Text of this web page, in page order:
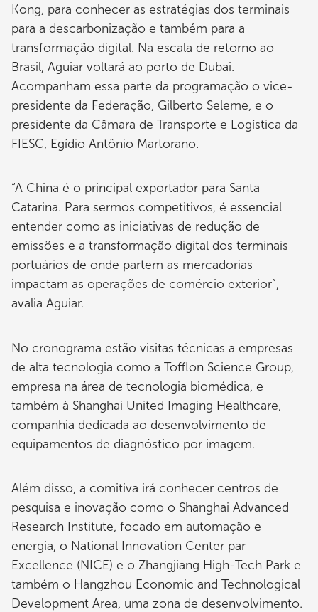
Kong, para conhecer as estratégias dos terminais
para a descarbonização e também para a
transformação digital. Na escala de retorno ao
Brasil, Aguiar voltará ao porto de Dubai.
Acompanham essa parte da programação o vice-
presidente da Federação, Gilberto Seleme, e o
presidente da Câmara de Transporte e Logística da
FIESC, Egídio Antônio Martorano.
“A China é o principal exportador para Santa
Catarina. Para sermos competitivos, é essencial
entender como as iniciativas de redução de
emissões e a transformação digital dos terminais
portuários de onde partem as mercadorias
impactam as operações de comércio exterior”,
avalia Aguiar.
No cronograma estão visitas técnicas a empresas
de alta tecnologia como a Tofflon Science Group,
empresa na área de tecnologia biomédica, e
também à Shanghai United Imaging Healthcare,
companhia dedicada ao desenvolvimento de
equipamentos de diagnóstico por imagem.
Além disso, a comitiva irá conhecer centros de
pesquisa e inovação como o Shanghai Advanced
Research Institute, focado em automação e
energia, o National Innovation Center par
Excellence (NICE) e o Zhangjiang High-Tech Park e
também o Hangzhou Economic and Technological
Development Area, uma zona de desenvolvimento.